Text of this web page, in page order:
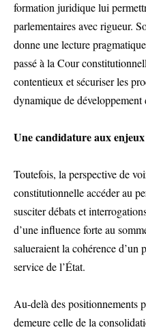
formation juridique lui
parlementaires avec rigueur.
donne une lecture
passé à la Cour
contentieux et sécuriser les
dynamique de développement
Une candidature aux
Toutefois, la perspective de
constitutionnelle accéder au
susciter débats et
d’une influence forte au
salueraient la cohérence d’un
service de l’État.
Au-delà des positionnements
demeure celle de la